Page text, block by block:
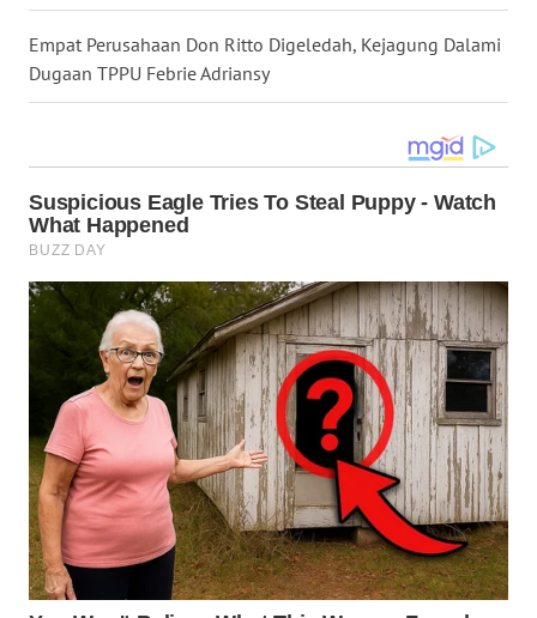
Empat Perusahaan Don Ritto Digeledah, Kejagung Dalami
Dugaan TPPU Febrie Adriansy
DAIRI
TOBA
WN
NIAS
WN
LANGKAT
WN
TAPANULI
SELATAN
WN
TANJUNG
LESUNG